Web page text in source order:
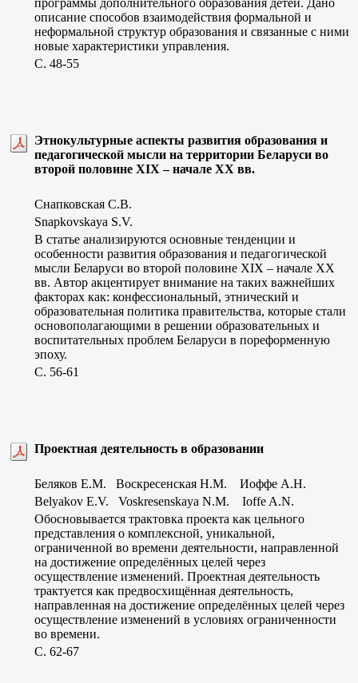
описание способов взаимодействия формальной и
неформальной структур образования и связанные с ними
новые характеристики управления.
C. 48-55
Этнокультурные аспекты развития образования и
педагогической мысли на территории Беларуси во
второй половине ХIХ – начале ХХ вв.
Снапковская С.В.
Snapkovskaya S.V.
В статье анализируются основные тенденции и
особенности развития образования и педагогической
мысли Беларуси во второй половине ХIХ – начале ХХ
вв. Автор акцентирует внимание на таких важнейших
факторах как: конфессиональный, этничеcкий и
образовательная политика правительства, которые стали
основополагающими в решении образовательных и
воспитательных проблем Беларуси в пореформенную
эпоху.
C. 56-61
Проектная деятельность в образовании
Беляков Е.М. Воскресенская Н.М. Иоффе А.Н.
Belyakov E.V. Voskresenskaya N.M. Ioffe A.N.
Обосновывается трактовка проекта как цельного
представления о комплексной, уникальной,
ограниченной во времени деятельности, направленной
на достижение определённых целей через
осуществление изменений. Проектная деятельность
трактуется как предвосхищённая деятельность,
направленная на достижение определённых целей через
осуществление изменений в условиях ограниченности
во времени.
C. 62-67